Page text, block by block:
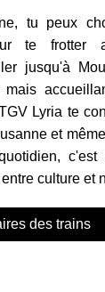
tu peux
te frotter
jusqu'à
mais
Lyria te
et
culture et
des trains